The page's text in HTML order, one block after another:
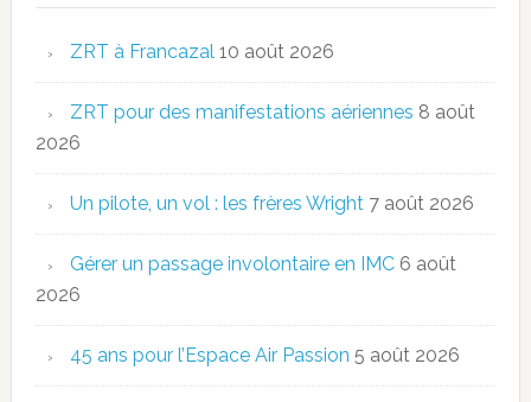
ZRT à Francazal 10 août 2026
ZRT pour des manifestations aériennes 8 août
2026
Un pilote, un vol : les frères Wright 7 août 2026
Gérer un passage involontaire en IMC 6 août
2026
45 ans pour l’Espace Air Passion 5 août 2026